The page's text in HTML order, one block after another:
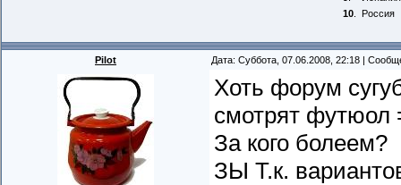
10
Россия
Pilot Дата: Суббота, 07.06.2008, 22:18 |
Хоть форум
смотрят футюол
За кого болеем?
ЗЫ Т.к.